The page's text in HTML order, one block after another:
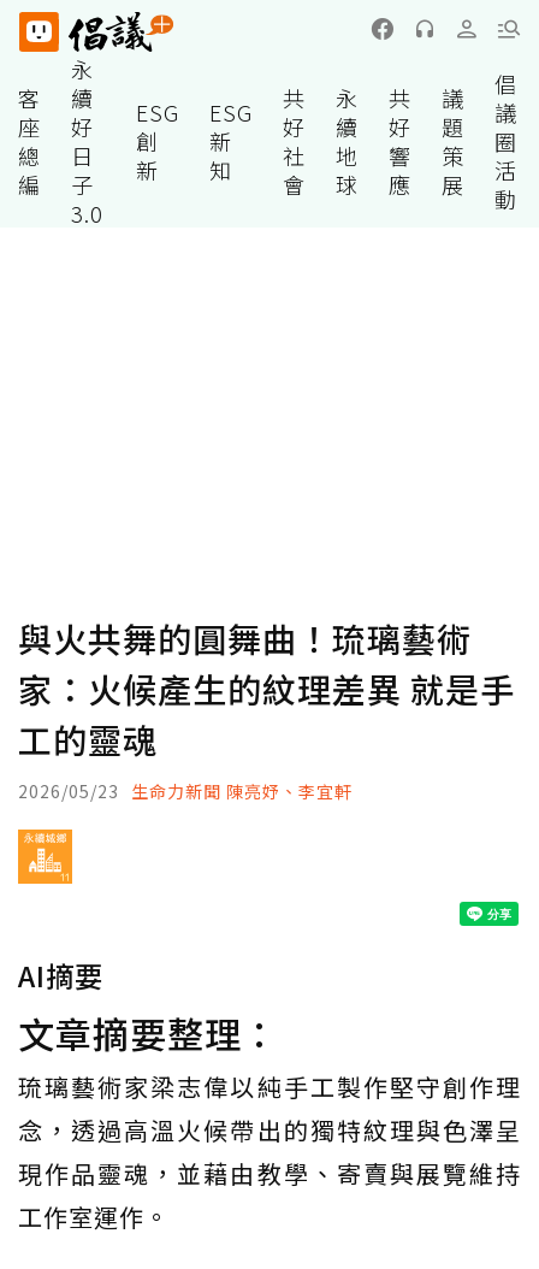
客
座
總
編
永
續
好
日
子
3.0
ESG
創
新
ESG
新
知
共
好
社
會
永
續
地
球
共
好
響
應
議
題
策
展
倡
議
圈
活
動
與火共舞的圓舞曲！琉璃藝術
家：火候產生的紋理差異 就是手
工的靈魂
2026/05/23 生命力新聞 陳亮妤、李宜軒
AI摘要
文章摘要整理：
琉璃藝術家梁志偉以純手工製作堅守創作理
念，透過高溫火候帶出的獨特紋理與色澤呈
現作品靈魂，並藉由教學、寄賣與展覽維持
工作室運作。